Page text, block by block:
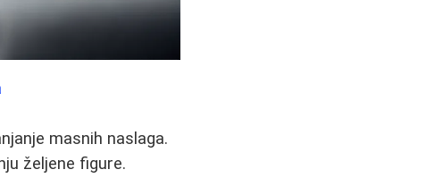
masnih naslaga.
željene figure.